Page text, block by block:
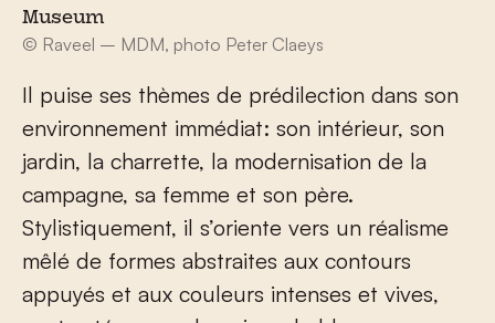
Museum
© Raveel – MDM, photo Peter Claeys
Il puise ses thèmes de prédilection dans son
environnement immédiat: son intérieur, son
jardin, la charrette, la modernisation de la
campagne, sa femme et son père.
Stylistiquement, il s’oriente vers un réalisme
mêlé de formes abstraites aux contours
appuyés et aux couleurs intenses et vives,